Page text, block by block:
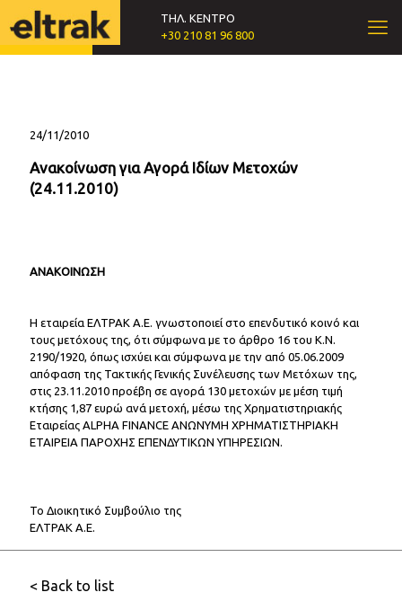
ΤΗΛ. ΚΕΝΤΡΟ
+30 210 81 96 800
24/11/2010
Ανακοίνωση για Αγορά Ιδίων Μετοχών
(24.11.2010)
ΑΝΑΚΟΙΝΩΣΗ
Η εταιρεία ΕΛΤΡΑΚ Α.Ε. γνωστοποιεί στο επενδυτικό κοινό και
τους μετόχους της, ότι σύμφωνα με το άρθρο 16 του Κ.Ν.
2190/1920, όπως ισχύει και σύμφωνα με την από 05.06.2009
απόφαση της Τακτικής Γενικής Συνέλευσης των Μετόχων της,
στις 23.11.2010 προέβη σε αγορά 130 μετοχών με μέση τιμή
κτήσης 1,87 ευρώ ανά μετοχή, μέσω της Χρηματιστηριακής
Εταιρείας ALPHA FINANCE ΑΝΩΝΥΜΗ ΧΡΗΜΑΤΙΣΤΗΡΙΑΚΗ
ΕΤΑΙΡΕΙΑ ΠΑΡΟΧΗΣ ΕΠΕΝΔΥΤΙΚΩΝ ΥΠΗΡΕΣΙΩΝ.
Το Διοικητικό Συμβούλιο της
ΕΛΤΡΑΚ Α.Ε.
< Back to list